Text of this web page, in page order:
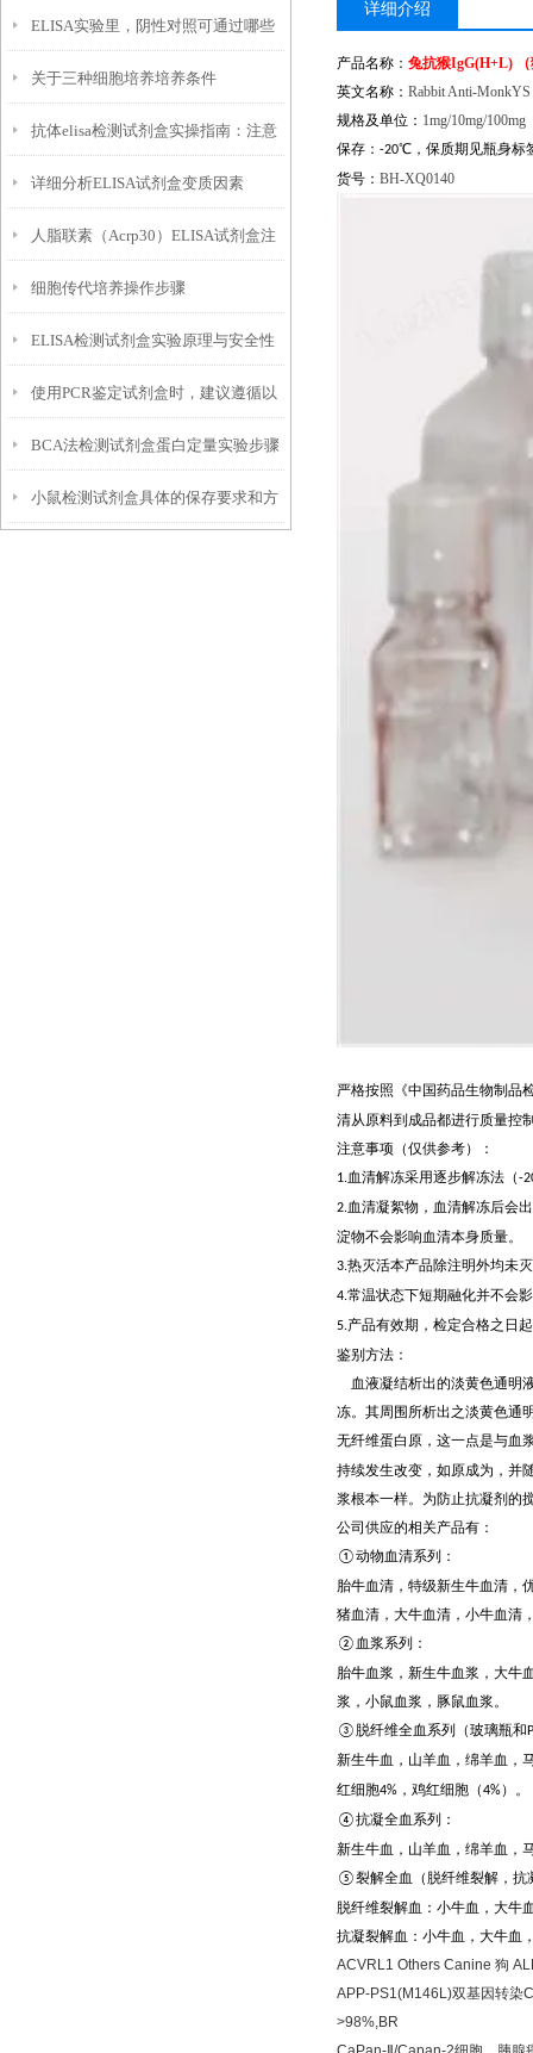
ELISA实验里，阴性对照可通过哪些
形式进行设置？
关于三种细胞培养培养条件
抗体elisa检测试剂盒实操指南：注意
事项藏着哪些关键细节？
详细分析ELISA试剂盒变质因素
人脂联素（Acrp30）ELISA试剂盒注
意事项
细胞传代培养操作步骤
ELISA检测试剂盒实验原理与安全性
使用PCR鉴定试剂盒时，建议遵循以
下几点注意事项
BCA法检测试剂盒蛋白定量实验步骤
小鼠检测试剂盒具体的保存要求和方
详细介绍
产品名称： 兔抗猴IgG(H+L)
英文名称： Rabbit Anti-
规格及单位： 1mg/10mg/100mg
保存： -20℃ ，保质期见瓶身标
货号： BH-XQ0140
严格按照《中国药品生物制品
清从原料到成品都进行质量控
注意事项（仅供参考）：
1.血清解冻采用逐步解冻法（-
2.血清凝絮物，血清解冻后会
淀物不会影响血清本身质量。
3.热灭活本产品除注明外均未
4.常温状态下短期融化并不会
5.产品有效期，检定合格之日
鉴别方法：
血液凝结析出的淡黄色通明
冻。其周围所析出之淡黄色通
无纤维蛋白原，这一点是与血
持续发生改变，如原成为，并
浆根本一样。为防止抗凝剂的
公司供应的相关产品有：
①动物血清系列：
胎牛血清，特级新生牛血清，
猪血清，大牛血清，小牛血清
② 血浆系列：
胎牛血浆，新生牛血浆，大牛
浆，小鼠血浆，豚鼠血浆。
③ 脱纤维全血系列（玻璃瓶和
新生牛血，山羊血，绵羊血，
红细胞4% ，鸡红细胞（4%）。
④抗凝全血系列：
新生牛血，山羊血，绵羊血，
⑤裂解全血（脱纤维裂解，抗
脱纤维裂解血：小牛血，大牛
抗凝裂解血：小牛血，大牛血
ACVRL1 Others Canine 狗
APP-PS1(M146L)双基因转染
>98%,BR